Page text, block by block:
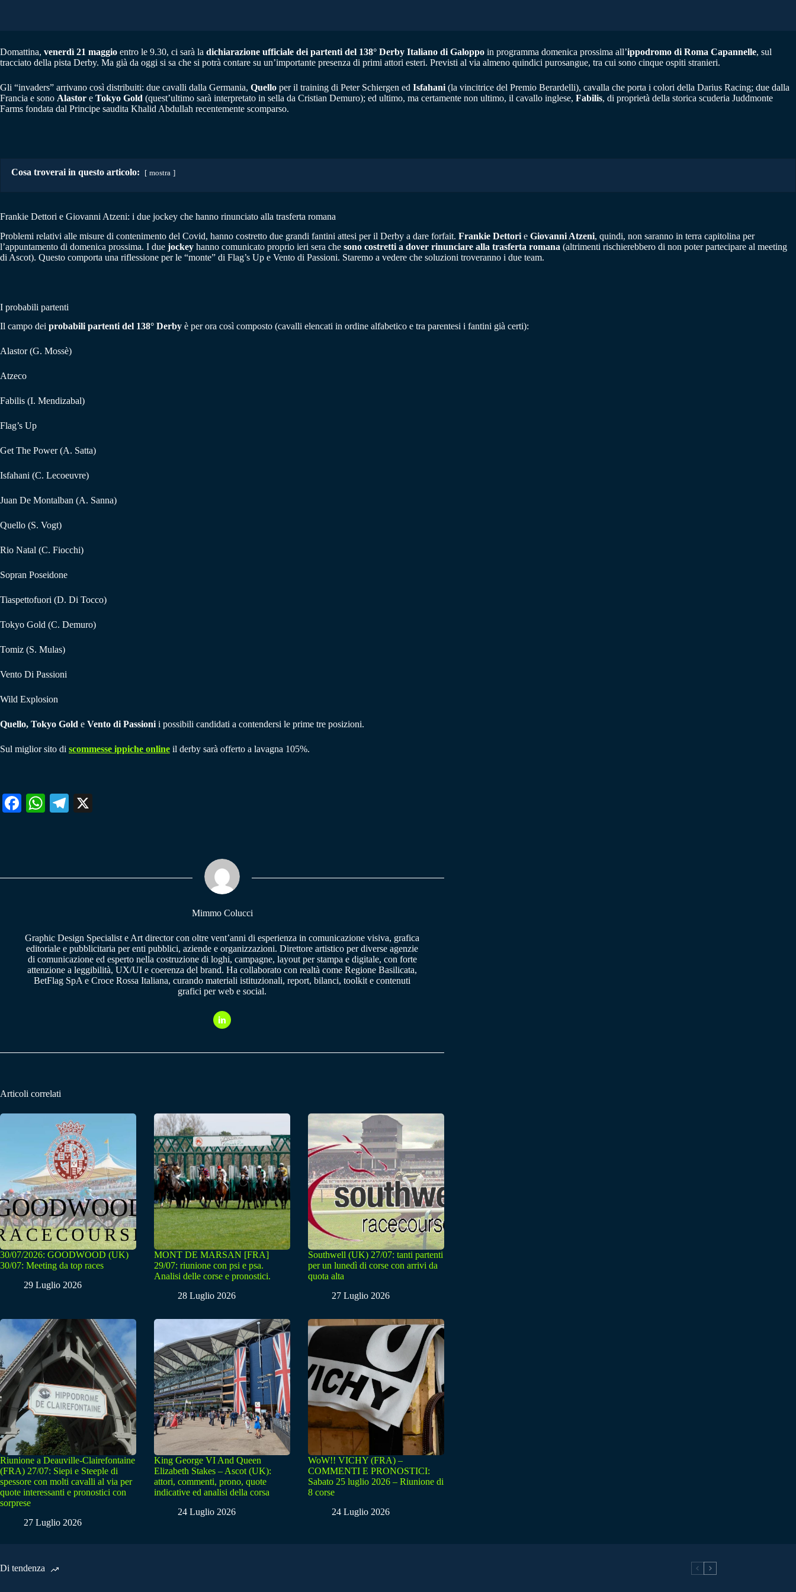
Domattina, venerdì 21 maggio entro le 9.30, ci sarà la dichiarazione ufficiale dei partenti del 138° Derby Italiano di Galoppo in programma domenica prossima all’ippodromo di Roma Capannelle, sul
tracciato della pista Derby. Ma già da oggi si sa che si potrà contare su un’importante presenza di primi attori esteri. Previsti al via almeno quindici purosangue, tra cui sono cinque ospiti stranieri.
Gli “invaders” arrivano così distribuiti: due cavalli dalla Germania, Quello per il training di Peter Schiergen ed Isfahani (la vincitrice del Premio Berardelli), cavalla che porta i colori della Darius Racing; due dalla
Francia e sono Alastor e Tokyo Gold (quest’ultimo sarà interpretato in sella da Cristian Demuro); ed ultimo, ma certamente non ultimo, il cavallo inglese, Fabilis, di proprietà della storica scuderia Juddmonte
Farms fondata dal Principe saudita Khalid Abdullah recentemente scomparso.
Cosa troverai in questo articolo: mostra
Frankie Dettori e Giovanni Atzeni: i due jockey che hanno rinunciato alla trasferta romana
Problemi relativi alle misure di contenimento del Covid, hanno costretto due grandi fantini attesi per il Derby a dare forfait. Frankie Dettori e Giovanni Atzeni, quindi, non saranno in terra capitolina per
l’appuntamento di domenica prossima. I due jockey hanno comunicato proprio ieri sera che sono costretti a dover rinunciare alla trasferta romana (altrimenti rischierebbero di non poter partecipare al meeting
di Ascot). Questo comporta una riflessione per le “monte” di Flag’s Up e Vento di Passioni. Staremo a vedere che soluzioni troveranno i due team.
I probabili partenti
Il campo dei probabili partenti del 138° Derby è per ora così composto (cavalli elencati in ordine alfabetico e tra parentesi i fantini già certi):
Alastor (G. Mossè)
Atzeco
Fabilis (I. Mendizabal)
Flag’s Up
Get The Power (A. Satta)
Isfahani (C. Lecoeuvre)
Juan De Montalban (A. Sanna)
Quello (S. Vogt)
Rio Natal (C. Fiocchi)
Sopran Poseidone
Tiaspettofuori (D. Di Tocco)
Tokyo Gold (C. Demuro)
Tomiz (S. Mulas)
Vento Di Passioni
Wild Explosion
Quello, Tokyo Gold e Vento di Passionii possibili candidati a contendersi le prime tre posizioni.
Sul miglior sito di scommesse ippiche online il derby sarà offerto a lavagna 105%.
Fa W
pp
Te
m
Mimmo Colucci
Graphic Design Specialist e Art director con oltre vent’anni di esperienza in comunicazione visiva, grafica
editoriale e pubblicitaria per enti pubblici, aziende e organizzazioni. Direttore artistico per diverse agenzie
di comunicazione ed esperto nella costruzione di loghi, campagne, layout per stampa e digitale, con forte
attenzione a leggibilità, UX/UI e coerenza del brand. Ha collaborato con realtà come Regione Basilicata,
BetFlag SpA e Croce Rossa Italiana, curando materiali istituzionali, report, bilanci, toolkit e contenuti
grafici per web e social.
Articoli correlati
30/07/2026: GOODWOOD (UK)
30/07: Meeting da top races
29 Luglio 2026
MONT DE MARSAN [FRA]
29/07: riunione con psi e psa.
Analisi delle corse e pronostici.
28 Luglio 2026
Southwell (UK) 27/07: tanti partenti
per un lunedì di corse con arrivi da
quota alta
27 Luglio 2026
Riunione a Deauville-Clairefontaine
(FRA) 27/07: Siepi e Steeple di
spessore con molti cavalli al via per
quote interessanti e pronostici con
sorprese
27 Luglio 2026
King George VI And Queen
Elizabeth Stakes – Ascot (UK):
attori, commenti, prono, quote
indicative ed analisi della corsa
24 Luglio 2026
WoW!! VICHY (FRA) –
COMMENTI E PRONOSTICI:
Sabato 25 luglio 2026 – Riunione di
8 corse
24 Luglio 2026
Di tendenza